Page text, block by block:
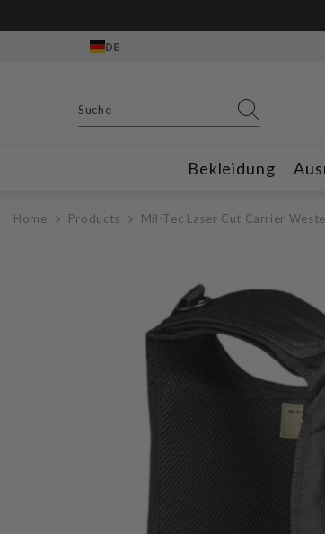
Anmeldung Whatsapp
DE
Bekleidung
Home Products Mil-Tec Laser Cut Carrier Weste